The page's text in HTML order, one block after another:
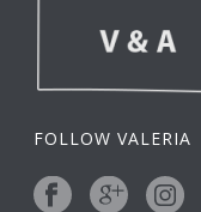
FOLLOW VALERIA